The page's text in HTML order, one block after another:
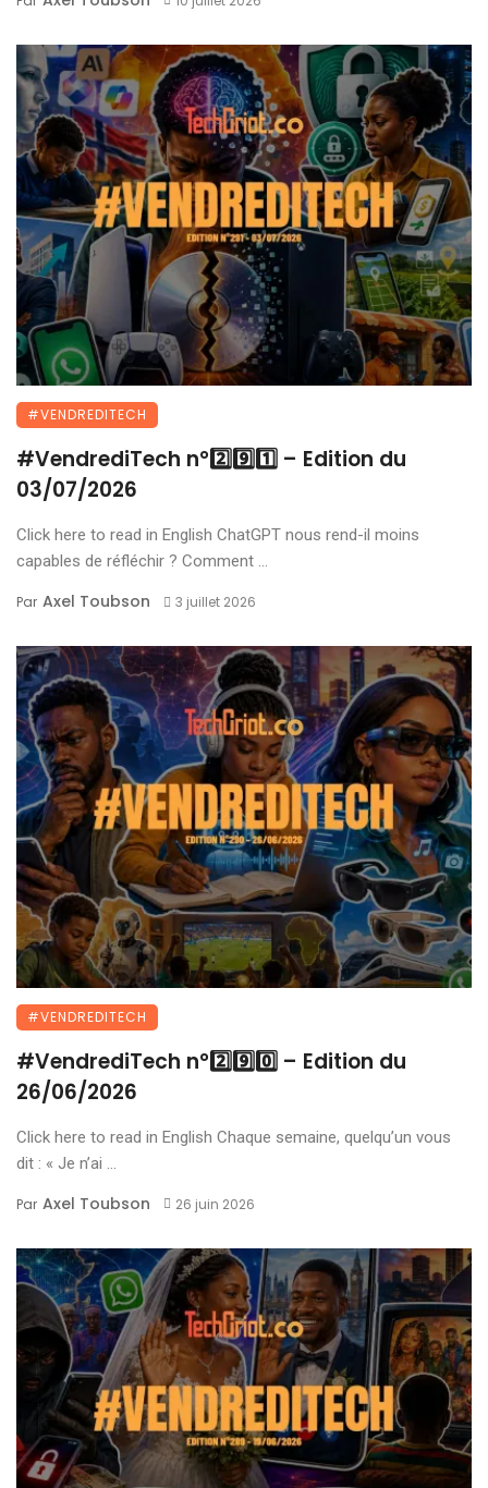
#VENDREDITECH
#VendrediTech n°2️⃣9️⃣1️⃣ – Edition du
03/07/2026
Click here to read in English ChatGPT nous rend-il moins
capables de réfléchir ? Comment ...
Par Axel Toubson 3 juillet 2026
#VENDREDITECH
#VendrediTech n°2️⃣9️⃣0️⃣ – Edition du
26/06/2026
Click here to read in English Chaque semaine, quelqu’un vous
dit : « Je n’ai ...
Par Axel Toubson 26 juin 2026